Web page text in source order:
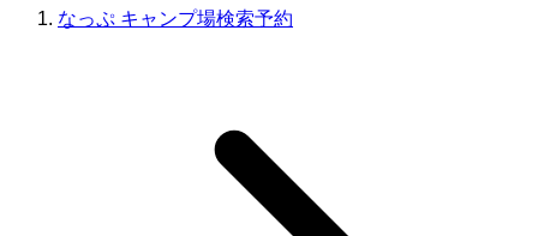
なっぷ キャンプ場検索予約